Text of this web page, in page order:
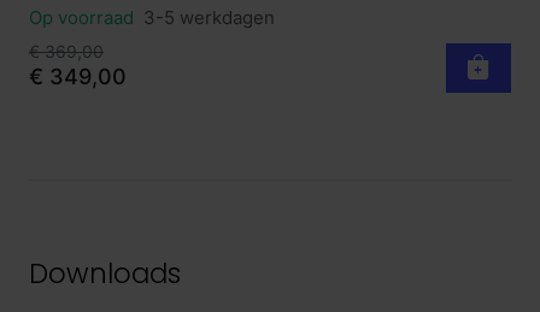
Op voorraad 3-5 werkdagen
€ 369,00
€ 349,00
Downloads